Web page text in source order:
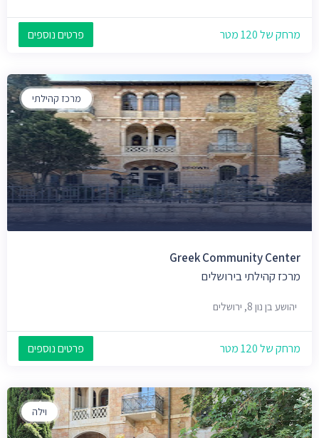
מרחק של 120 מטר פרטים נוספים
מרכז קהילתי
Greek Community Center
מרכז קהילתי בירושלים
יהושע בן נון 8, ירושלים
מרחק של 120 מטר פרטים נוספים
וילה